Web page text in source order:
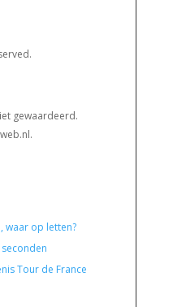
gewaardeerd.
waar op letten?
Tour de France